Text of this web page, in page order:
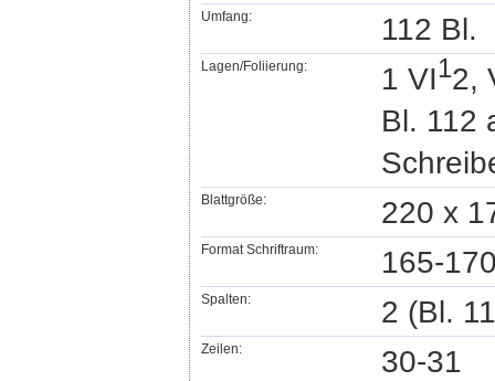
Umfang: 112 Bl.
Lagen/Foliierung: 1 VI12,
Bl. 112
Blattgröße: 220 x
Format Schriftraum: 165-
Spalten: 2 (Bl.
Zeilen: 30-31